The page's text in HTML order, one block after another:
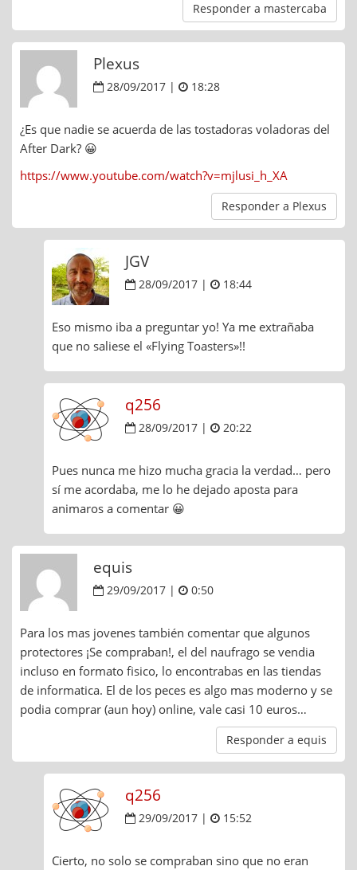
Responder a mastercaba
Plexus
28/09/2017 | 18:28
¿Es que nadie se acuerda de las tostadoras voladoras del
After Dark? 😀
https://www.youtube.com/watch?v=mjlusi_h_XA
Responder a Plexus
JGV
28/09/2017 | 18:44
Eso mismo iba a preguntar yo! Ya me extrañaba
que no saliese el «Flying Toasters»!!
q256
28/09/2017 | 20:22
Pues nunca me hizo mucha gracia la verdad… pero
sí me acordaba, me lo he dejado aposta para
animaros a comentar 😀
equis
29/09/2017 | 0:50
Para los mas jovenes también comentar que algunos
protectores ¡Se compraban!, el del naufrago se vendia
incluso en formato fisico, lo encontrabas en las tiendas
de informatica. El de los peces es algo mas moderno y se
podia comprar (aun hoy) online, vale casi 10 euros…
Responder a equis
q256
29/09/2017 | 15:52
Cierto, no solo se compraban sino que no eran